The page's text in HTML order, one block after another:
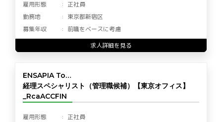
雇用形態
正社員
勤務地
東京都新宿区
募集年収
前職をベースに考慮
求人詳細を見る
ENSAPIA To…
経理スペシャリスト（管理職候補）【東京オフィス】
_RcaACCFIN
雇用形態
正社員